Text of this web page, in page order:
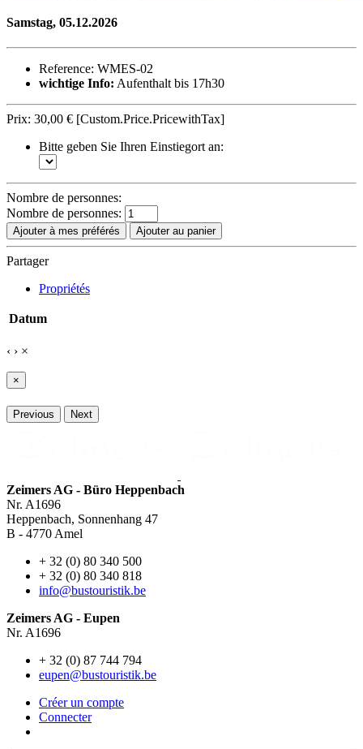
Samstag, 05.12.2026
Reference: WMES-02
wichtige Info: Aufenthalt bis 17h30
Prix: 30,00 € [Custom.Price.PricewithTax]
Bitte geben Sie Ihren Einstiegort an:
Nombre de personnes:
Nombre de personnes:
Ajouter à mes préférés Ajouter au panier
Partager
Propriétés
Datum
‹ › ×
×
Previous Next
Zeimers AG - Büro Heppenbach
Nr. A1696
Heppenbach, Sonnenhang 47
B - 4770 Amel
+ 32 (0) 80 340 500
+ 32 (0) 80 340 818
info@bustouristik.be
Zeimers AG - Eupen
Nr. A1696
+ 32 (0) 87 744 794
eupen@bustouristik.be
Créer un compte
Connecter